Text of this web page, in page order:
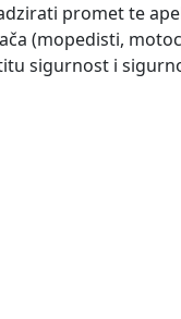
promet te
(mopedisti,
sigurnost i